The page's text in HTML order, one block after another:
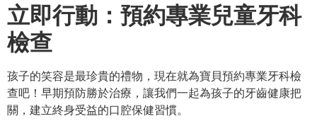
立即行動：預約專業兒童牙科
檢查
孩子的笑容是最珍貴的禮物，現在就為寶貝預約專業牙科檢
查吧！早期預防勝於治療，讓我們一起為孩子的牙齒健康把
關，建立終身受益的口腔保健習慣。